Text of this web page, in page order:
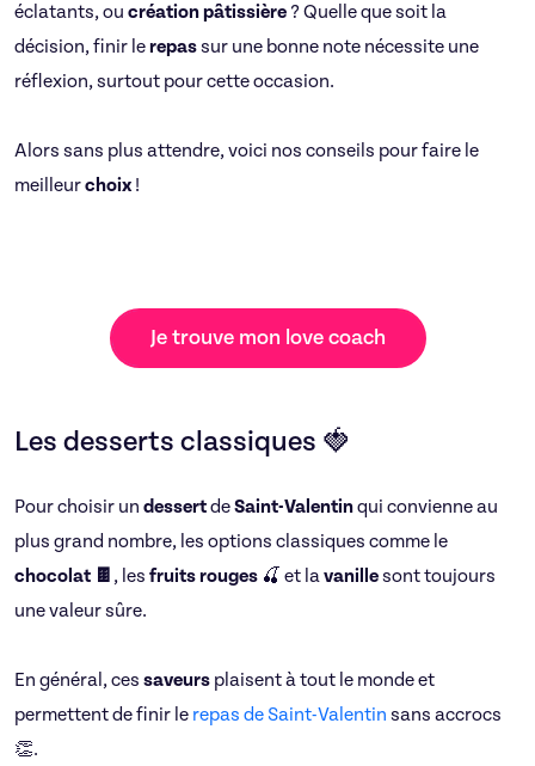
éclatants, ou création pâtissière ? Quelle que soit la
décision, finir lerepassur une bonne note nécessite une
réflexion, surtout pour cette occasion.
Alors sans plus attendre, voici nos conseils pour faire le
meilleurchoix!
Je trouve mon love coach
Les desserts classiques 🍓
Pour choisir un dessertdeSaint-Valentinqui convienne au
plus grand nombre, les options classiques comme le
chocolat 🍫 , les fruits rouges 🍒 et lavanillesont toujours
une valeur sûre.
En général, ces saveurs plaisent à tout le monde et
permettent de finir le repas de Saint-Valentin sans accrocs
👏.